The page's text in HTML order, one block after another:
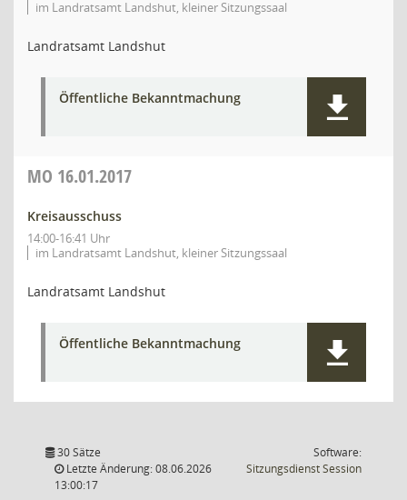
im Landratsamt Landshut, kleiner Sitzungssaal
Landratsamt Landshut
Öffentliche Bekanntmachung
MO 16.01.2017
Kreisausschuss
14:00-16:41 Uhr
im Landratsamt Landshut, kleiner Sitzungssaal
Landratsamt Landshut
Öffentliche Bekanntmachung
30 Sätze
Letzte Änderung: 08.06.2026
13:00:17
Software:
SitzungsdienstSession(Wird in